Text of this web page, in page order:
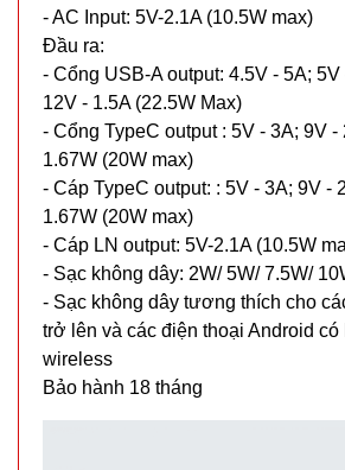
- AC Input: 5V-2.1A (10.5W max)
Đầu ra:
- Cổng USB-A output: 4.5V - 5A; 5V
12V - 1.5A (22.5W Max)
- Cổng TypeC output : 5V - 3A; 9V -
1.67W (20W max)
- Cáp TypeC output: : 5V - 3A; 9V -
1.67W (20W max)
- Cáp LN output: 5V-2.1A (10.5W
- Sạc không dây: 2W/ 5W/ 7.5W/
- Sạc không dây tương thích cho
trở lên và các điện thoại Android có
wireless
Bảo hành 18 tháng